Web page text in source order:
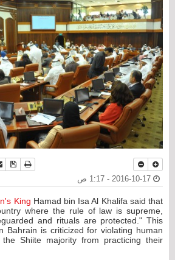
نسخة
King Hamad bin Isa Al Khalifa said that
where the rule of law is supreme,
and rituals are protected." This
Bahrain is criticized for violating human
Shiite majority from practicing their